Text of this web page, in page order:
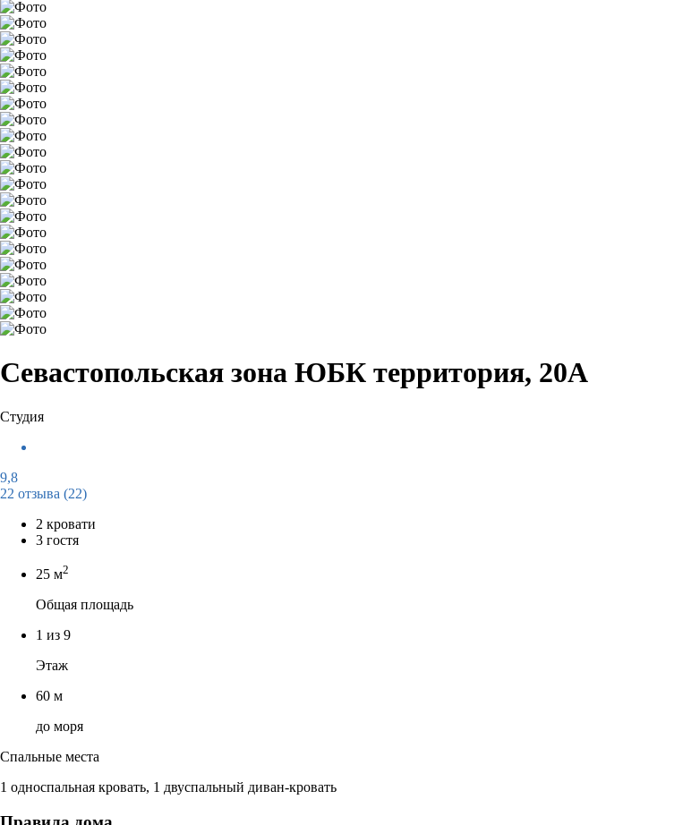
Севастопольская зона ЮБК территория, 20А
Студия
9,8
22 отзыва (22)
2 кровати
3 гостя
25 м2
Общая площадь
1 из 9
Этаж
60 м
до моря
Спальные места
1 односпальная кровать, 1 двуспальный диван-кровать